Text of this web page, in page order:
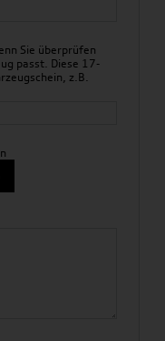
Sie überprüfen
passt. Diese 17-
z.B.